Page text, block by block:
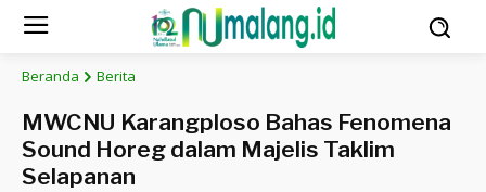
Beranda Berita
MWCNU Karangploso Bahas Fenomena
Sound Horeg dalam Majelis Taklim
Selapanan